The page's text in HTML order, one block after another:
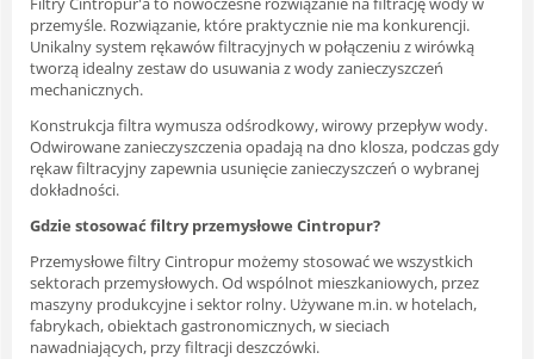
przemyśle. Rozwiązanie, które praktycznie nie ma konkurencji.
Unikalny system rękawów filtracyjnych w połączeniu z wirówką
tworzą idealny zestaw do usuwania z wody zanieczyszczeń
mechanicznych.
Konstrukcja filtra wymusza odśrodkowy, wirowy przepływ wody.
Odwirowane zanieczyszczenia opadają na dno klosza, podczas gdy
rękaw filtracyjny zapewnia usunięcie zanieczyszczeń o wybranej
dokładności.
Gdzie stosować filtry przemysłowe Cintropur?
Przemysłowe filtry Cintropur możemy stosować we wszystkich
sektorach przemysłowych. Od wspólnot mieszkaniowych, przez
maszyny produkcyjne i sektor rolny. Używane m.in. w hotelach,
fabrykach, obiektach gastronomicznych, w sieciach
nawadniających, przy filtracji deszczówki.